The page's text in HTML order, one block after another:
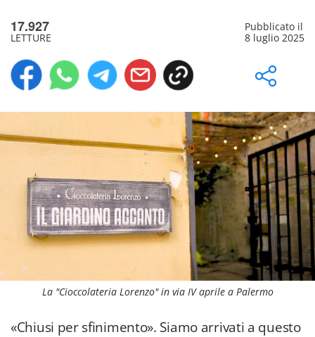
17.927
LETTURE
Pubblicato il
8 luglio 2025
La "Cioccolateria Lorenzo" in via IV aprile a Palermo
«Chiusi per sfinimento». Siamo arrivati a questo